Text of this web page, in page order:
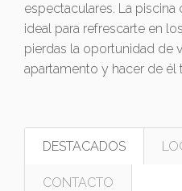
espectaculares. La piscina
ideal para refrescarte en
pierdas la oportunidad de
apartamento y hacer de él
DESTACADOS
CONTACTO